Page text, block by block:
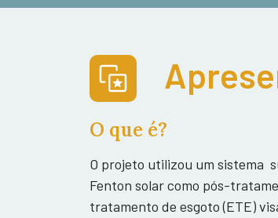
O que é?
O projeto utilizou um sistema
Fenton solar como pós-
tratamento de esgoto (ETE)